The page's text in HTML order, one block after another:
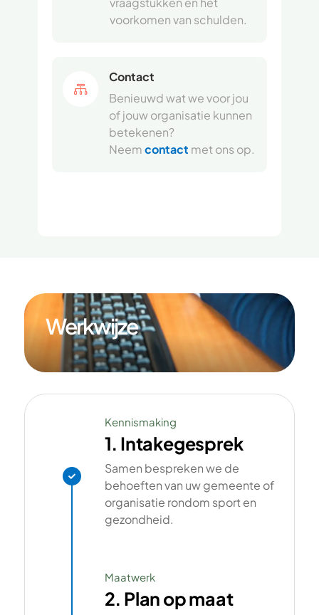
voorkomen van schulden.

Contact
Benieuwd wat we voor jou
of jouw organisatie kunnen
betekenen?
Neemcontact met ons op.
Werkwijze

Kennismaking
1. Intakegesprek
Samen bespreken we de
behoeften van uw gemeente of
organisatie rondom sport en
gezondheid.
Maatwerk
2. Plan op maat